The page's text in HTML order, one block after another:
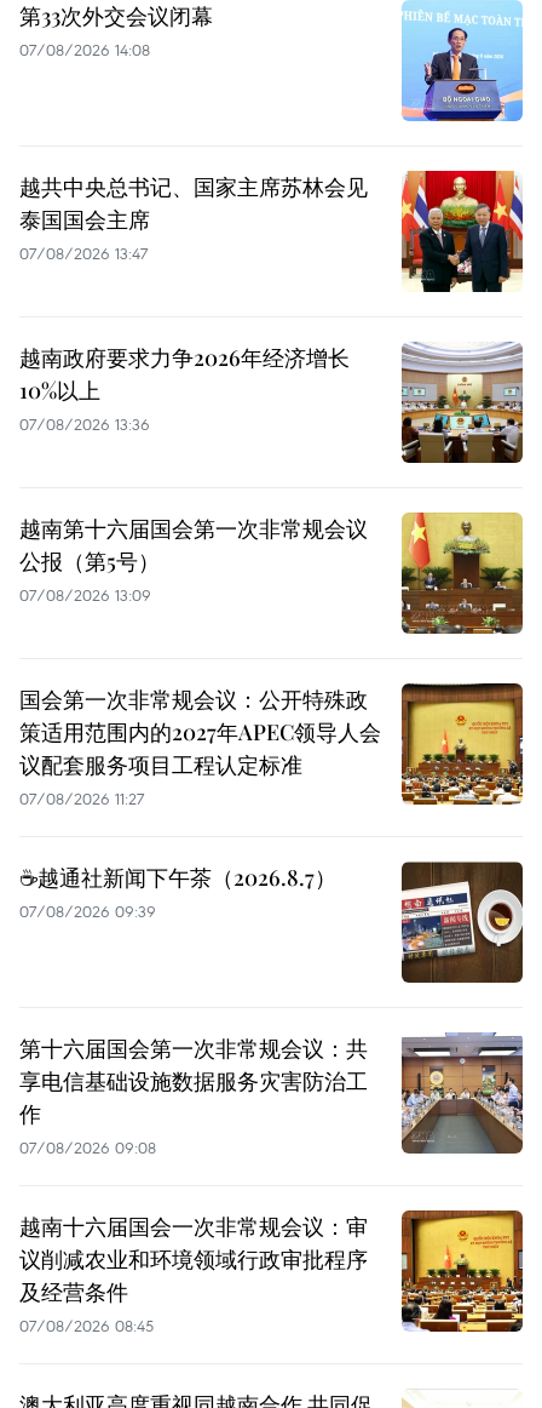
第33次外交会议闭幕
07/08/2026 14:08
越共中央总书记、国家主席苏林会见
泰国国会主席
07/08/2026 13:47
越南政府要求力争2026年经济增长
10%以上
07/08/2026 13:36
越南第十六届国会第一次非常规会议
公报（第5号）
07/08/2026 13:09
国会第一次非常规会议：公开特殊政
策适用范围内的2027年APEC领导人会
议配套服务项目工程认定标准
07/08/2026 11:27
☕️越通社新闻下午茶（2026.8.7）
07/08/2026 09:39
第十六届国会第一次非常规会议：共
享电信基础设施数据服务灾害防治工
作
07/08/2026 09:08
越南十六届国会一次非常规会议：审
议削减农业和环境领域行政审批程序
及经营条件
07/08/2026 08:45